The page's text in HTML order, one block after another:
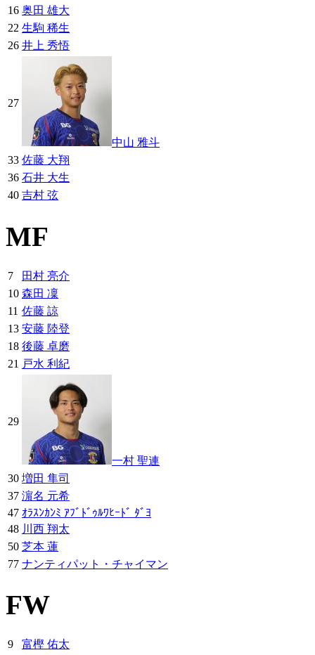
16 奥田 雄大
22 生駒 稀生
26 井上 秀悟
27
中山 雅斗
33 佐藤 大翔
36 石井 大生
40 吉村 弦
MF
7
田村 亮介
10 森田 凜
11 佐藤 諒
13 安藤 陸登
18 後藤 卓磨
21 戸水 利紀
29
一村 聖連
30 増田 隼司
37 濵名 元希
47 ｵﾗｽﾝｶﾝﾐ ｱﾌﾞﾄﾞｩﾙﾜﾋｰﾄﾞ ﾀﾞﾖ
48 川西 翔太
50 芝本 蓮
77 ナンティパット・チャイマン
FW
9
富樫 佑太